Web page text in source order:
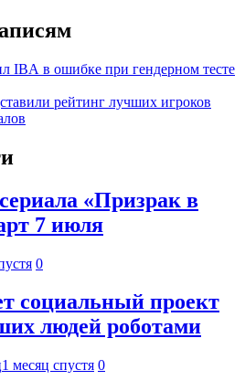
IBA в ошибке при гендерном тесте
рейтинг лучших игроков
«Призрак в
7 июля
0
социальный проект
людей роботами
1 месяц спустя 0